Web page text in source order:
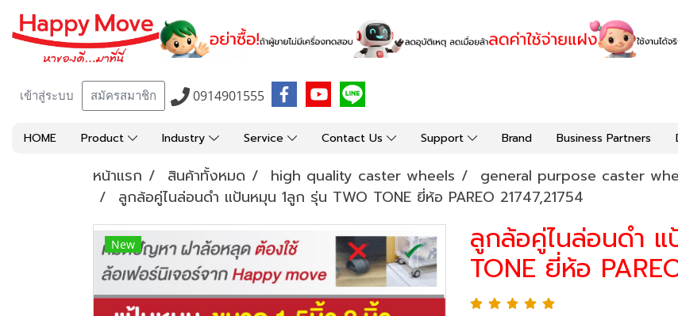
เข้าสู่ระบบ สมัครสมาชิก 0914901555
HOME Product Industry Service Contact Us Support Brand Business Partners
หน้าแรก สินค้าทั้งหมด high quality caster wheels general purpose caster
ลูกล้อคู่ไนล่อนดำ แป้นหมุน 1ลูก รุ่น TWO TONE ยี่ห้อ PAREO 21747,21754
New ลูกล้อคู่ไนล่อนดำ
TONE ยี่ห้อ